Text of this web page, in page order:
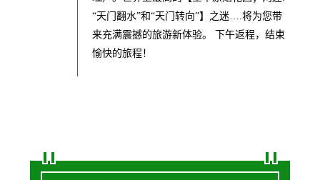
“天门翻水”和“天门转向”】之迷….将为您带
来充满震撼的旅游新体验。 下午返程，结束
愉快的旅程！